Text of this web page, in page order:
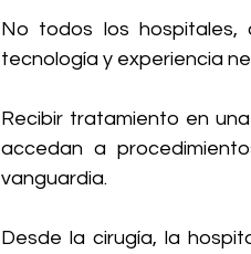
No todos los hospitales,
tecnología y experiencia
Recibir tratamiento en
accedan a
vanguardia.
Desde la cirugía, la